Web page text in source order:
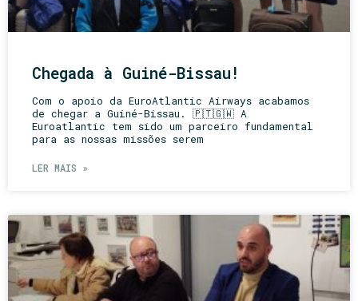
Chegada à Guiné-Bissau!
Com o apoio da EuroAtlantic Airways acabamos
de chegar a Guiné-Bissau. 🇵🇹🇬🇼 A
Euroatlantic tem sido um parceiro fundamental
para as nossas missões serem
LER MAIS »